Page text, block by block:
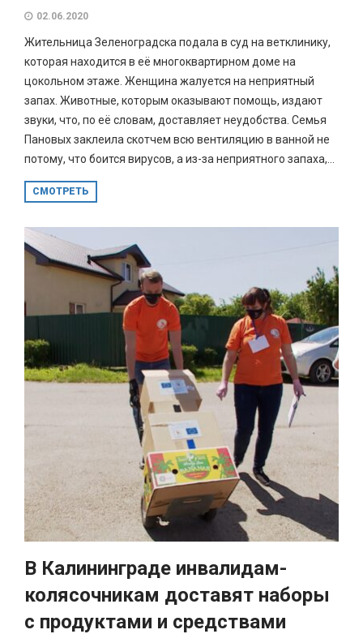
02.06.2020
Жительница Зеленоградска подала в суд на ветклинику,
которая находится в её многоквартирном доме на
цокольном этаже. Женщина жалуется на неприятный
запах. Животные, которым оказывают помощь, издают
звуки, что, по её словам, доставляет неудобства. Семья
Пановых заклеила скотчем всю вентиляцию в ванной не
потому, что боится вирусов, а из-за неприятного запаха,...
СМОТРЕТЬ
В Калининграде инвалидам-
колясочникам доставят наборы
с продуктами и средствами